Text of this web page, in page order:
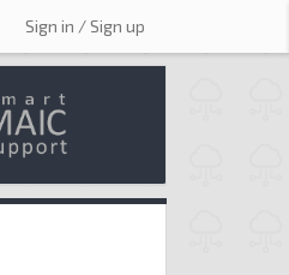
Sign in / Sign up